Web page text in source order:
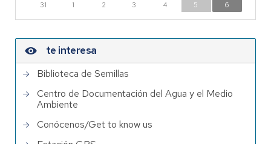
31
1 2 3 4 5 6
te interesa
Biblioteca de Semillas
Centro de Documentación del Agua y el Medio
Ambiente
Conócenos/Get to know us